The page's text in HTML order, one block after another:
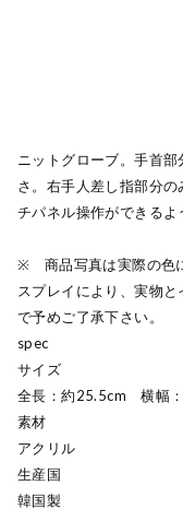
見た目もほっこり暖か
ニットグローブ。手首
さ。右手人差し指部分
チパネル操作ができるよ
※ 商品写真は実際の色
スプレイにより、実物
で予めご了承下さい。
spec
サイズ
全長：約25.5cm 横幅
素材
アクリル
生産国
韓国製